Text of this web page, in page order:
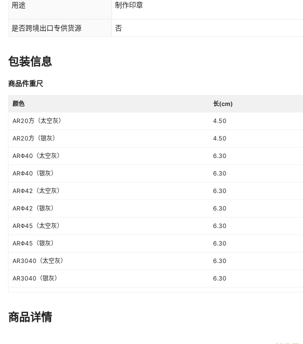
用途 制作印章
是否跨境出口专供货源 否
包装信息
商品件重尺
颜色 长(cm)
AR20方（太空灰） 4.50
AR20方（银灰） 4.50
ARΦ40（太空灰） 6.30
ARΦ40（银灰） 6.30
ARΦ42（太空灰） 6.30
ARΦ42（银灰） 6.30
ARΦ45（太空灰） 6.30
ARΦ45（银灰） 6.30
AR3040（太空灰） 6.30
AR3040（银灰） 6.30
AR20方光敏垫
商品详情